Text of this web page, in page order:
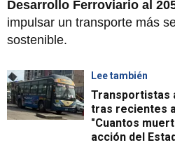
Desarrollo Ferroviario al
impulsar un transporte más
sostenible.
Lee también
Transportistas
tras recientes
"Cuantos
acción del